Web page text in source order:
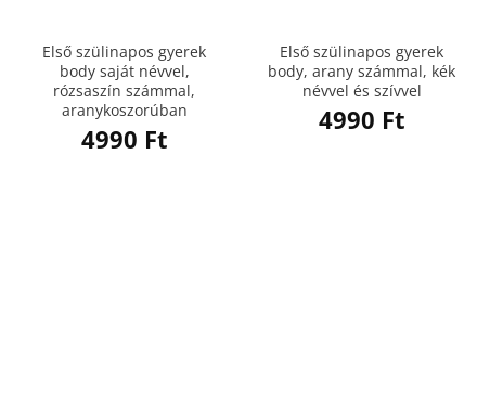
Első szülinapos gyerek
body saját névvel,
rózsaszín számmal,
aranykoszorúban
4990 Ft
Első szülinapos gyerek
body, arany számmal, kék
névvel és szívvel
4990 Ft